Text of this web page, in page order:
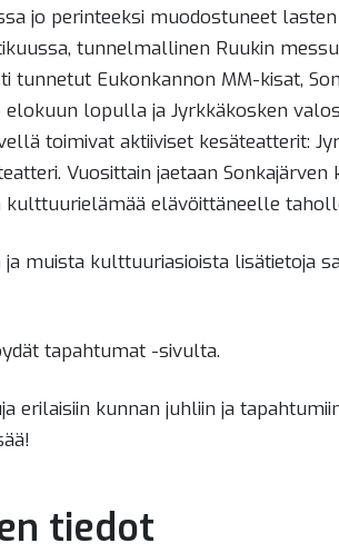
jo perinteeksi muodostuneet
tunnelmallinen Ruukin
tunnetut Eukonkannon MM-kisat,
elokuun lopulla ja Jyrkkäkosken
toimivat aktiiviset kesäteatterit:
Vuosittain jaetaan Sonkajärven
elävöittäneelle
muista kulttuuriasioista lisätietoja
tapahtumat -sivulta.
erilaisiin kunnan juhliin ja
tiedot